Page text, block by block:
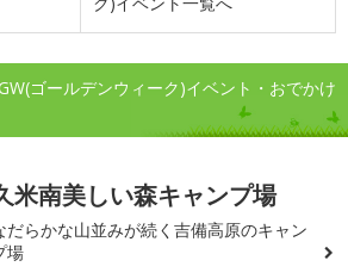
ゴールデンウィーク)イベント・おでかけ
米南美しい森キャンプ場
だらかな山並みが続く吉備高原のキャン
場